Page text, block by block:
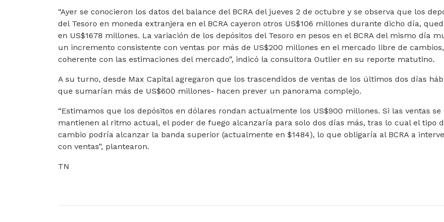
“Ayer se conocieron los datos del balance del BCRA del jueves 2 de octubre y se observa que los
del Tesoro en moneda extranjera en el BCRA cayeron otros US$106 millones durante dicho día,
en US$1678 millones. La variación de los depósitos del Tesoro en pesos en el BCRA del mismo día
un incremento consistente con ventas por más de US$200 millones en el mercado libre de cambios,
coherente con las estimaciones del mercado”, indicó la consultora Outlier en su reporte matutino.
A su turno, desde Max Capital agregaron que los trascendidos de ventas de los últimos dos días
que sumarían más de US$600 millones- hacen prever un panorama complejo.
“Estimamos que los depósitos en dólares rondan actualmente los US$900 millones. Si las ventas se
mantienen al ritmo actual, el poder de fuego alcanzaría para solo dos días más, tras lo cual el tipo
cambio podría alcanzar la banda superior (actualmente en $1484), lo que obligaría al BCRA a
con ventas”, plantearon.
TN